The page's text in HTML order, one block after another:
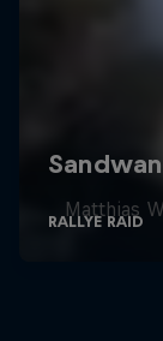
Matthias